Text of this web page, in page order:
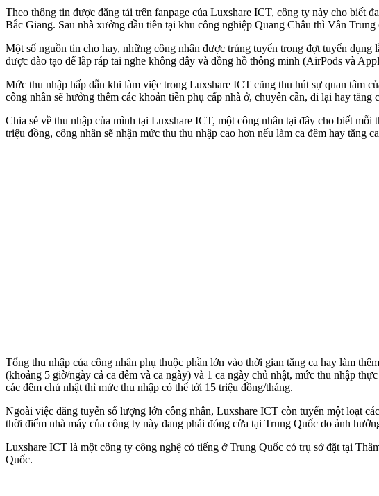
Theo thông tin được đăng tải trên fanpage của Luxshare ICT, công ty này cho biết
Bắc Giang. Sau nhà xưởng đầu tiên tại khu công nghiệp Quang Châu thì Vân
Một số nguồn tin cho hay, những công nhân được trúng tuyển trong đợt tuyển
được đào tạo để lắp ráp tai nghe không dây và đồng hồ thông minh (AirPods và
Mức thu nhập hấp dẫn khi làm việc trong Luxshare ICT cũng thu hút sự quan tâm
công nhân sẽ hưởng thêm các khoản tiền phụ cấp nhà ở, chuyên cần, đi lại hay tăng
Chia sẻ về thu nhập của mình tại Luxshare ICT, một công nhân tại đây cho biết
triệu đồng, công nhân sẽ nhận mức thu thu nhập cao hơn nếu làm ca đêm hay tăng
Tổng thu nhập của công nhân phụ thuộc phần lớn vào thời gian tăng ca hay làm
(khoảng 5 giờ/ngày cả ca đêm và ca ngày) và 1 ca ngày chủ nhật, mức thu nhập
các đêm chủ nhật thì mức thu nhập có thể tới 15 triệu đồng/tháng.
Ngoài việc đăng tuyển số lượng lớn công nhân, Luxshare ICT còn tuyển một loạt
thời điểm nhà máy của công ty này đang phải đóng cửa tại Trung Quốc do ảnh
Luxshare ICT là một công ty công nghệ có tiếng ở Trung Quốc có trụ sở đặt tại
Quốc.